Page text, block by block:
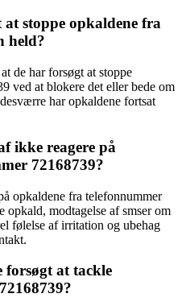
stoppe opkaldene fra
held?
de har forsøgt at stoppe
ved at blokere det eller bede om
har opkaldene fortsat
ikke reagere på
72168739?
opkaldene fra telefonnummer
opkald, modtagelse af smser om
følelse af irritation og ubehag
at tackle